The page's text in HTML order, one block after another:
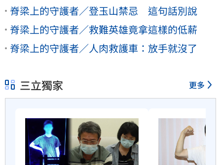
脊梁上的守護者／登玉山禁忌 這句話別說
脊梁上的守護者／救難英雄竟拿這樣的低薪
脊梁上的守護者／人肉救護車：放手就沒了
三立獨家 更多